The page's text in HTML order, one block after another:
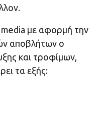
με αφορμή την
αποβλήτων ο
και τροφίμων,
τα εξής: